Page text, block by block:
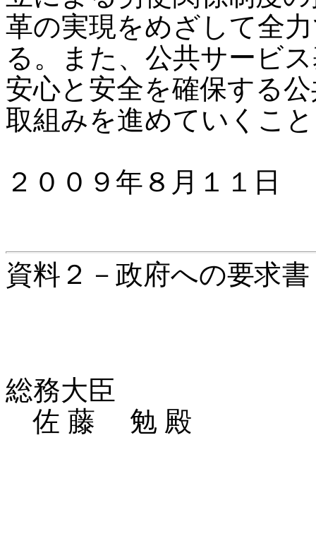
革の実現をめざして全
る。また、公共サービ
安心と安全を確保する
取組みを進めていくこ
２００９年８月１１日
資料２－政府への要求書
総務大臣
佐 藤 勉 殿